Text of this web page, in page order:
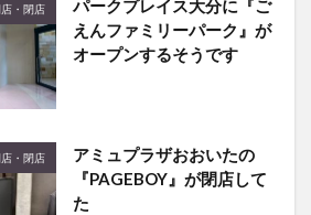
・閉店
パークプレイス大分に『ご
えんファミリーパーク』が
オープンするそうです
・閉店
アミュプラザおおいたの
『PAGEBOY』が閉店して
た